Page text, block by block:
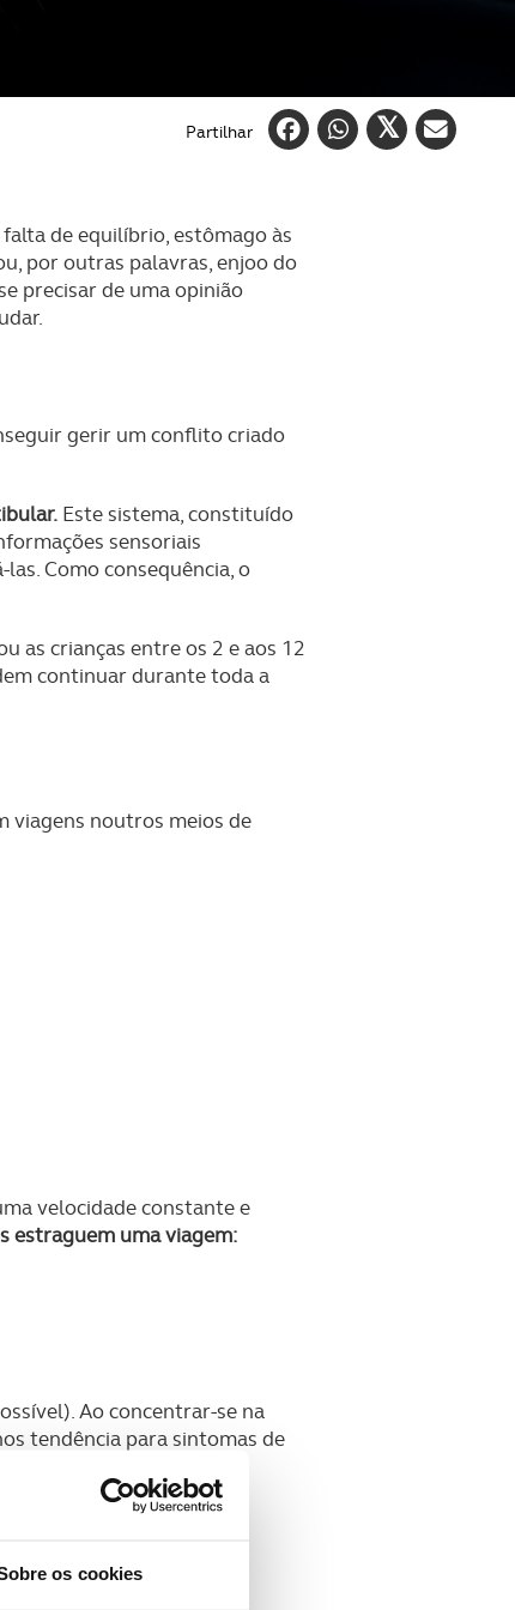
os cookies
Partilhar
de equilíbrio, estômago às
por outras palavras, enjoo do
precisar de uma opinião
gerir um conflito criado
Este sistema, constituído
sensoriais
Como consequência, o
as crianças entre os 2 e aos 12
continuar durante toda a
viagens noutros meios de
velocidade constante e
estraguem uma viagem:
Ao concentrar-se na
tendência para sintomas de